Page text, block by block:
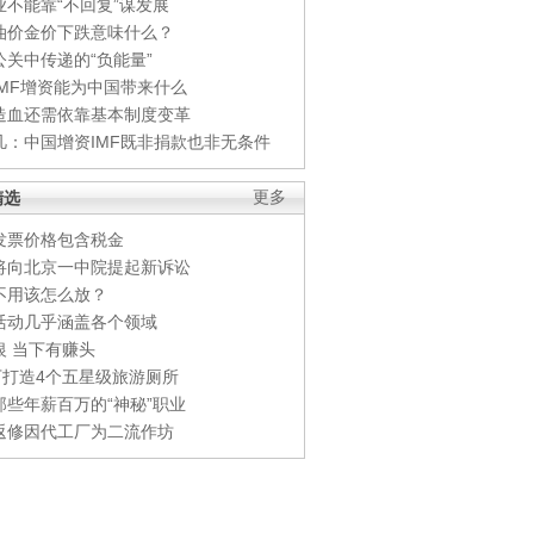
不能靠“不回复”谋发展
价金价下跌意味什么？
关中传递的“负能量”
增资能为中国带来什么
血还需依靠基本制度变革
：中国增资IMF既非捐款也非无条件
更多
选
票价格包含税金
向北京一中院提起新诉讼
用该怎么放？
动几乎涵盖各个领域
当下有赚头
造4个五星级旅游厕所
些年薪百万的“神秘”职业
修因代工厂为二流作坊